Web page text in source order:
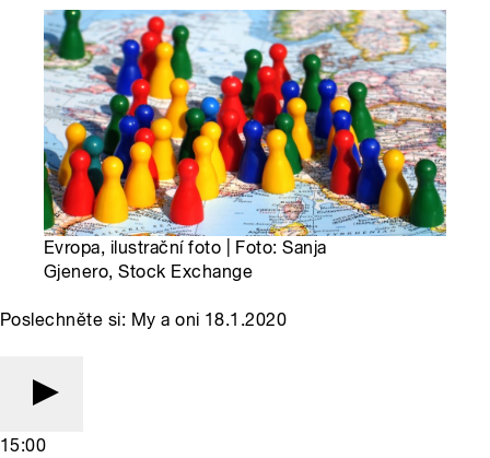
Evropa, ilustrační foto | Foto: Sanja
Gjenero, Stock Exchange
Poslechněte si: My a oni 18.1.2020
15:00